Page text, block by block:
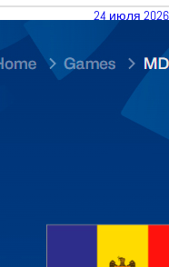
24 июля 2026
Division C
Читать